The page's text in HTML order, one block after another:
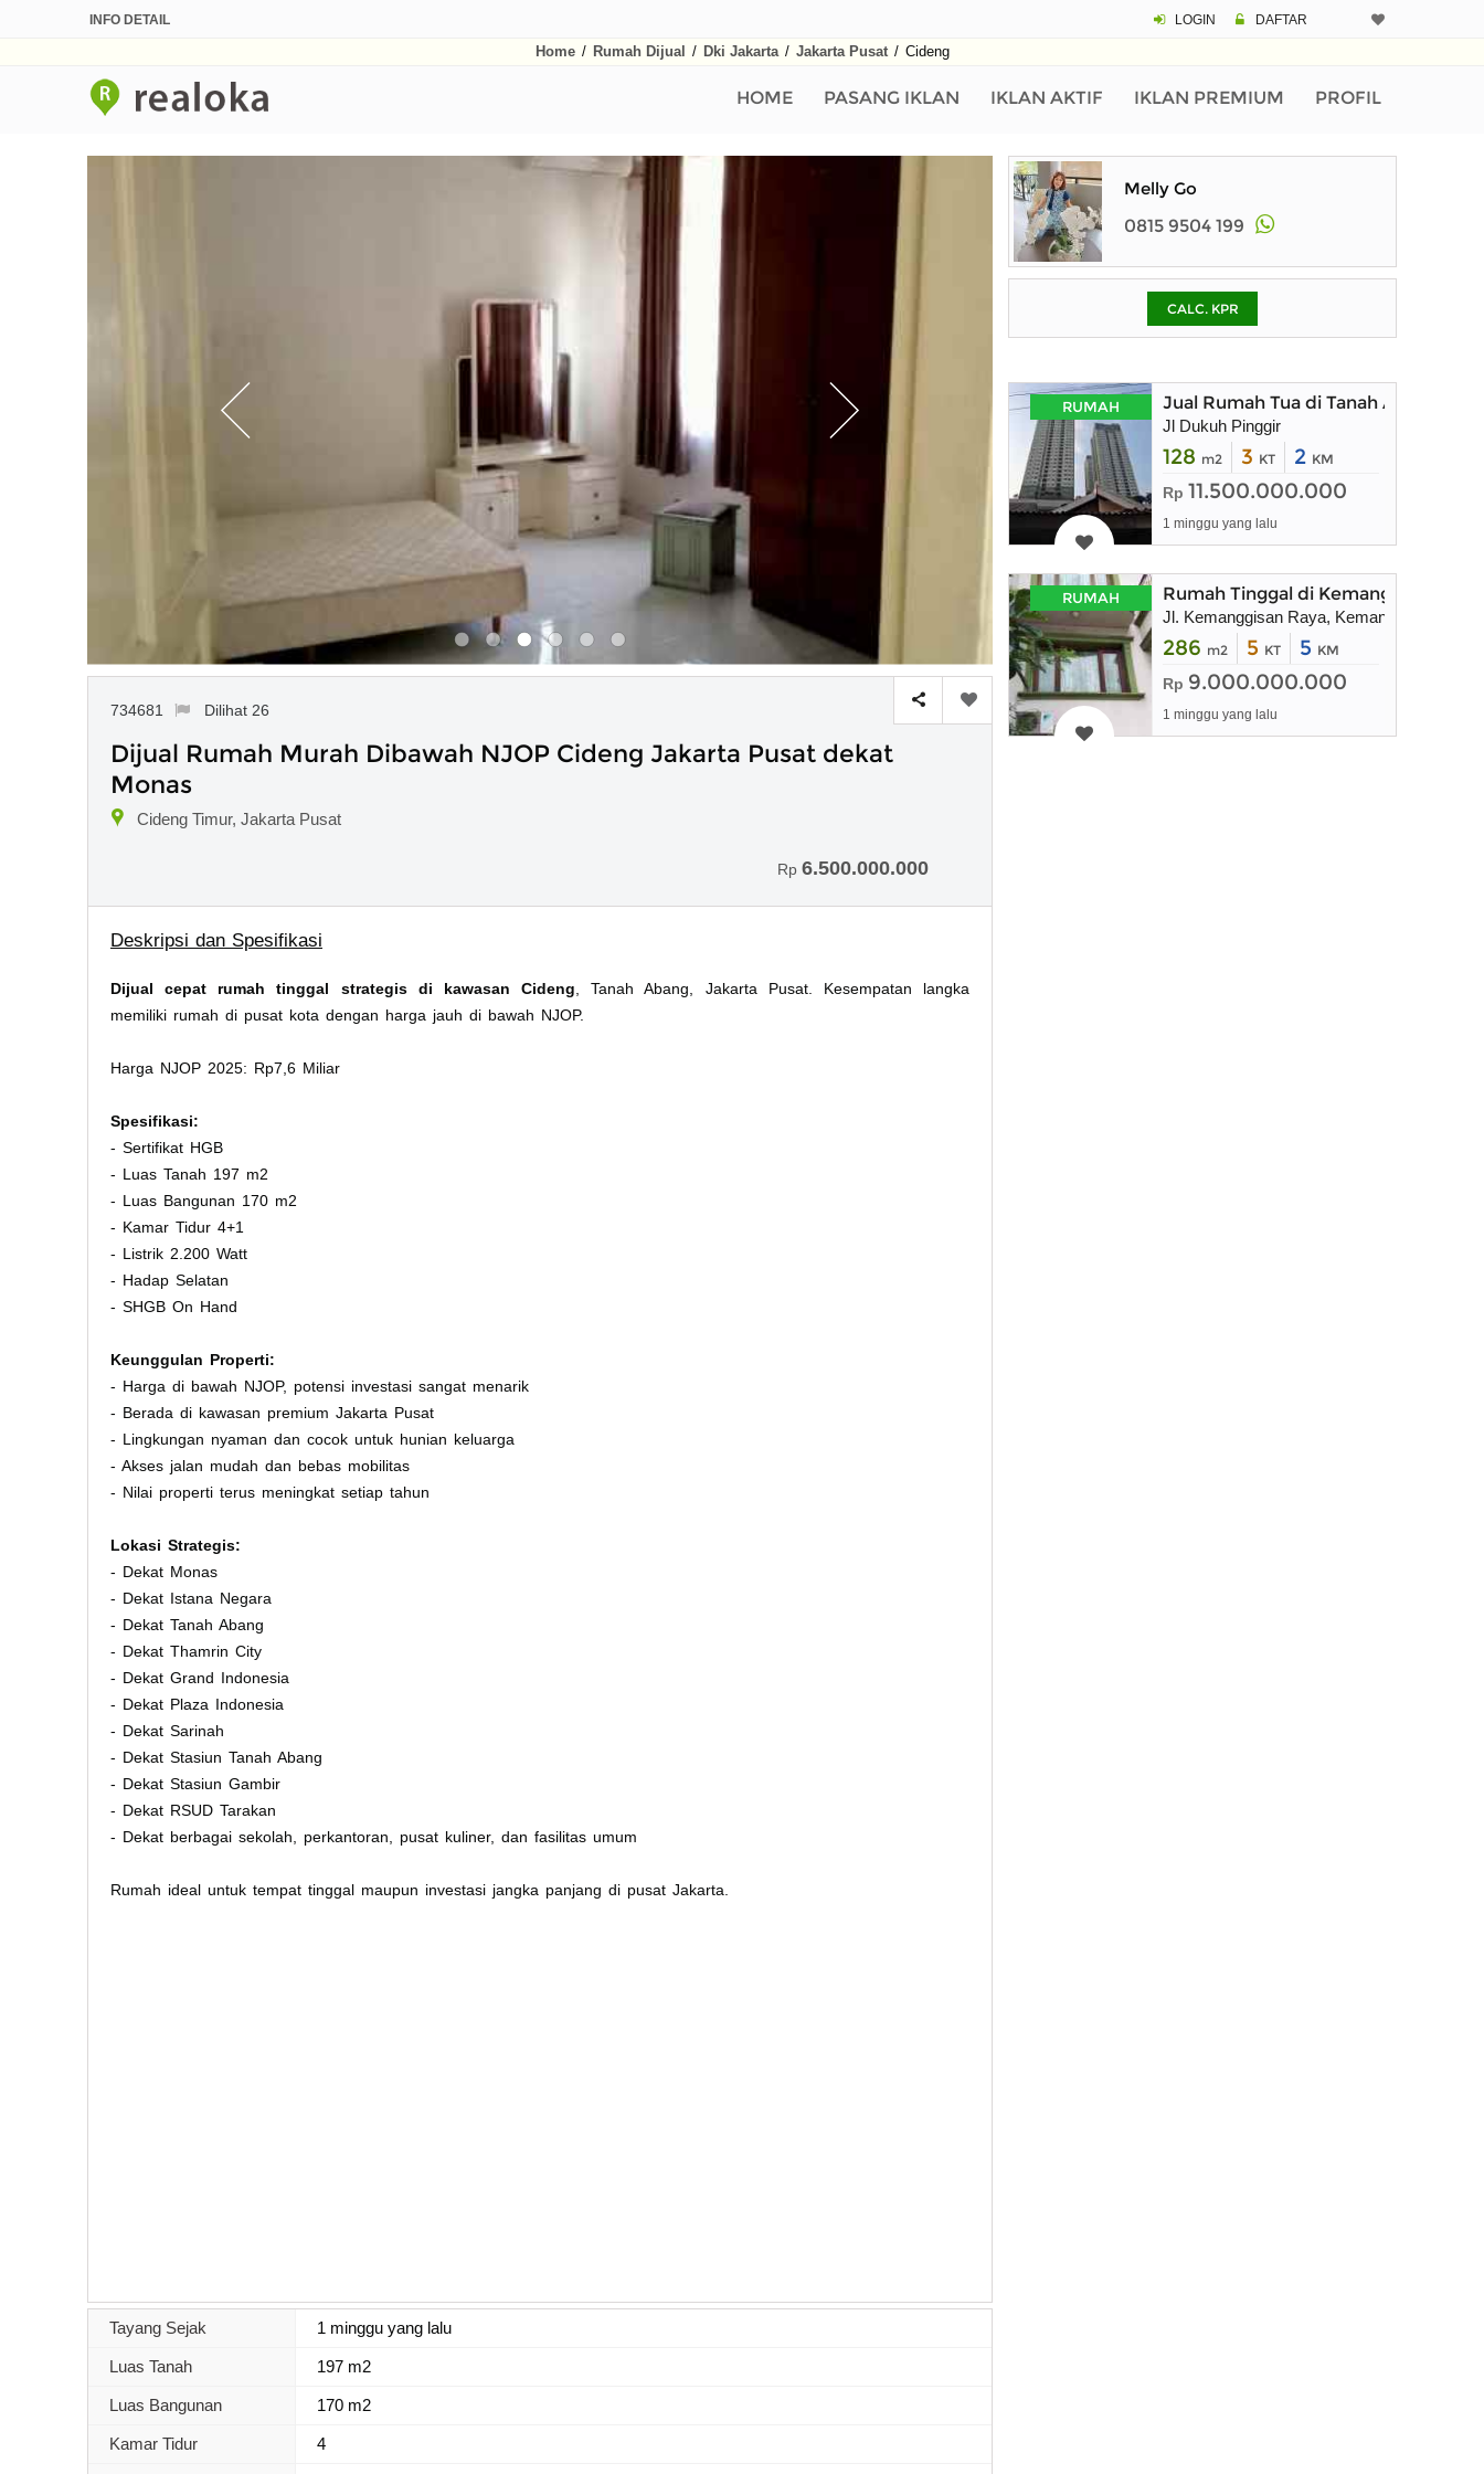
INFO DETAIL LOGIN DAFTAR
Home / Rumah Dijual / Dki Jakarta / Jakarta Pusat / Cideng
HOME PASANG IKLAN IKLAN AKTIF IKLAN PREMIUM PROFIL
734681 Dilihat 26
Dijual Rumah Murah Dibawah NJOP Cideng Jakarta Pusat dekat
Monas
Cideng Timur, Jakarta Pusat
Rp 6.500.000.000
Deskripsi dan Spesifikasi
Dijual cepat rumah tinggal strategis di kawasan Cideng , Tanah Abang, Jakarta Pusat. Kesempatan langka
memiliki rumah di pusat kota dengan harga jauh di bawah NJOP.
Harga NJOP 2025: Rp7,6 Miliar
Spesifikasi:
- Sertifikat HGB
- Luas Tanah 197 m2
- Luas Bangunan 170 m2
- Kamar Tidur 4+1
- Listrik 2.200 Watt
- Hadap Selatan
- SHGB On Hand
Keunggulan Properti:
- Harga di bawah NJOP, potensi investasi sangat menarik
- Berada di kawasan premium Jakarta Pusat
- Lingkungan nyaman dan cocok untuk hunian keluarga
- Akses jalan mudah dan bebas mobilitas
- Nilai properti terus meningkat setiap tahun
Lokasi Strategis:
- Dekat Monas
- Dekat Istana Negara
- Dekat Tanah Abang
- Dekat Thamrin City
- Dekat Grand Indonesia
- Dekat Plaza Indonesia
- Dekat Sarinah
- Dekat Stasiun Tanah Abang
- Dekat Stasiun Gambir
- Dekat RSUD Tarakan
- Dekat berbagai sekolah, perkantoran, pusat kuliner, dan fasilitas umum
Rumah ideal untuk tempat tinggal maupun investasi jangka panjang di pusat Jakarta.
Tayang Sejak 1 minggu yang lalu
Luas Tanah 197 m2
Luas Bangunan 170 m2
Kamar Tidur 4
Pinjaman (PIN)
pada kotak-
Melly Go
0815 9504 199
CALC. KPR
RUMAH Jual Rumah Tua di Tanah Abang
Jl Dukuh Pinggir
128 m2 3 KT 2 KM
Rp 11.500.000.000
1 minggu yang lalu
RUMAH Rumah Tinggal di Kemanggisan
Jl. Kemanggisan Raya, Kemanggisan,
286 m2 5 KT 5 KM
Rp 9.000.000.000
1 minggu yang lalu